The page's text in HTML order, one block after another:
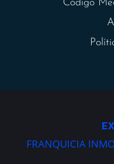
Código
FRANQUICIA